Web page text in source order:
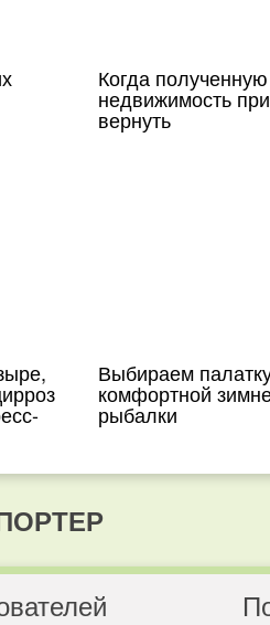
Когда
недвижимость
вернуть
Выбираем
комфортной
рыбалки